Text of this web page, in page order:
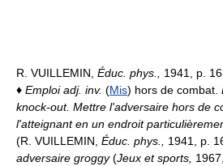
R. VUILLEMIN, Éduc. phys., 1941, p.
♦ Emploi adj. inv. (Mis) hors de combat.
knock-out. Mettre l'adversaire hors de
l'atteignant en un endroit
(R. VUILLEMIN, Éduc. phys., 1941, p.
adversaire groggy(Jeux et sports,